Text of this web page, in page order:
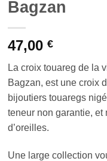
Bagzan
47,00 €
La croix touareg de la
Bagzan, est une croix
bijoutiers touaregs
teneur non garantie, et
d’oreilles.
Une large collection